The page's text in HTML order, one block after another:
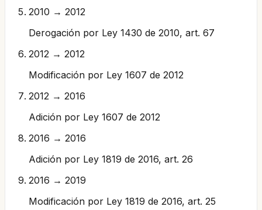
2010 → 2012
Derogación por Ley 1430 de 2010, art. 67
2012 → 2012
Modificación por Ley 1607 de 2012
2012 → 2016
Adición por Ley 1607 de 2012
2016 → 2016
Adición por Ley 1819 de 2016, art. 26
2016 → 2019
Modificación por Ley 1819 de 2016, art. 25